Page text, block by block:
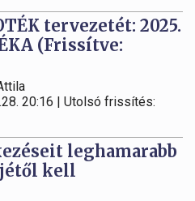
tervezetét: 2025.
(Frissítve:
20:16 | Utolsó frissítés:
leghamarabb
jétől kell